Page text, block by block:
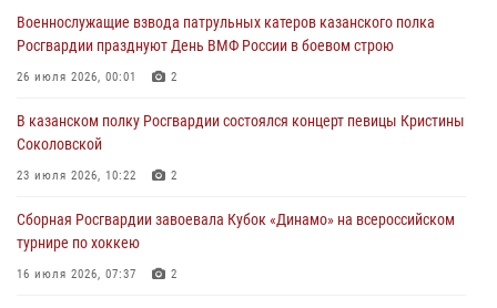
24 июля 2026, 15:05
В казанском полку Росгвардии состоялся концерт певицы Кристины
23 июля 2026, 10:22
В Нижнекамске сотрудники Росгвардии задержали подозреваемого
23 июля 2026, 06:47
В Казани Росгвардия приняла участие в обеспечении безопасности
Военнослужащие взвода патрульных катеров казанского полка
Росгвардии празднуют День ВМФ России в боевом строю
26 июля 2026, 00:01 2
В казанском полку Росгвардии состоялся концерт певицы Кристины
Соколовской
23 июля 2026, 10:22 2
Сборная Росгвардии завоевала Кубок «Динамо» на всероссийском
турнире по хоккею
16 июля 2026, 07:37 2